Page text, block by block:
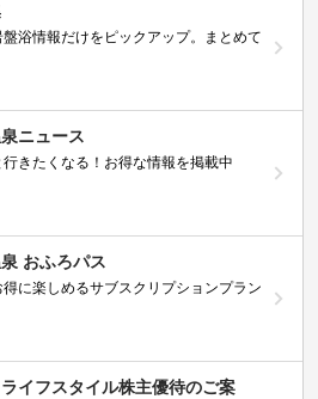
盤浴情報だけをピックアップ。まとめて
ニュース
きたくなる！お得な情報を掲載中
おふろパス
に楽しめるサブスクリプションプラン
ライフスタイル株主優待のご案